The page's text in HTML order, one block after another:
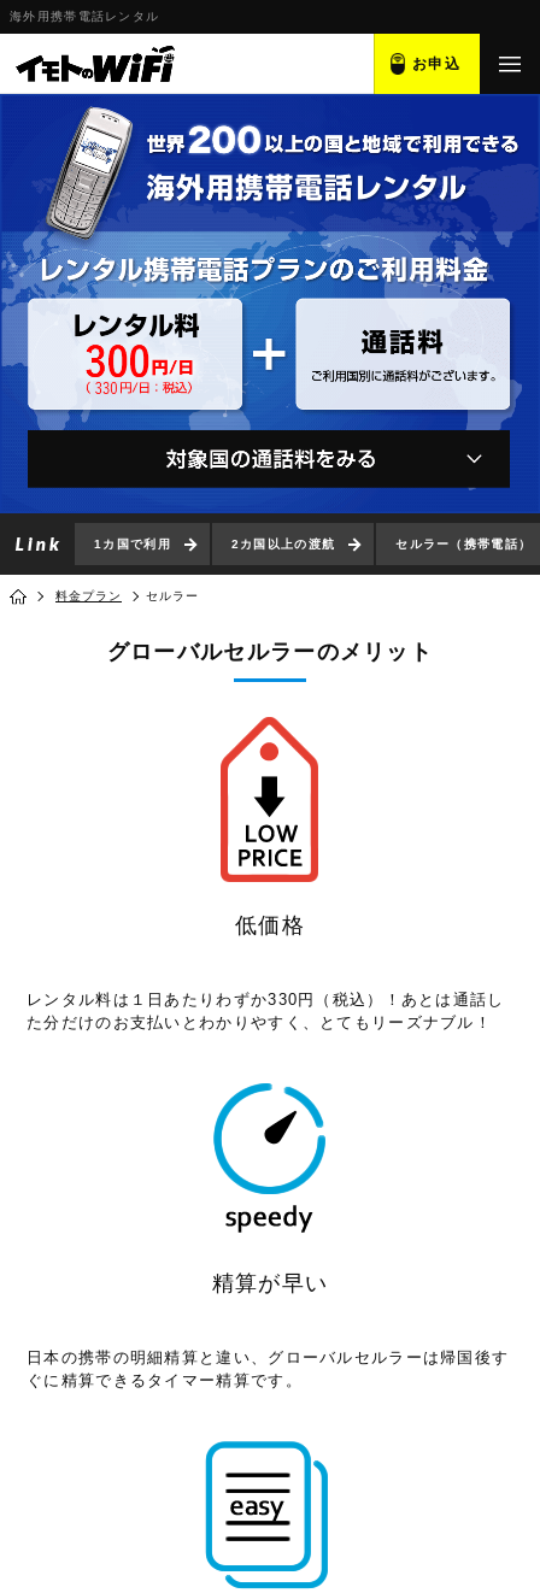
海外用携帯電話レンタル
お申込
1カ国で利用 2カ国以上の渡航 セルラー（携帯電話）
料金プラン セルラー
グローバルセルラーのメリット
低価格
レンタル料は１日あたりわずか330円（税込）！あとは通話し
た分だけのお支払いとわかりやすく、とてもリーズナブル！
精算が早い
日本の携帯の明細精算と違い、グローバルセルラーは帰国後す
ぐに精算できるタイマー精算です。